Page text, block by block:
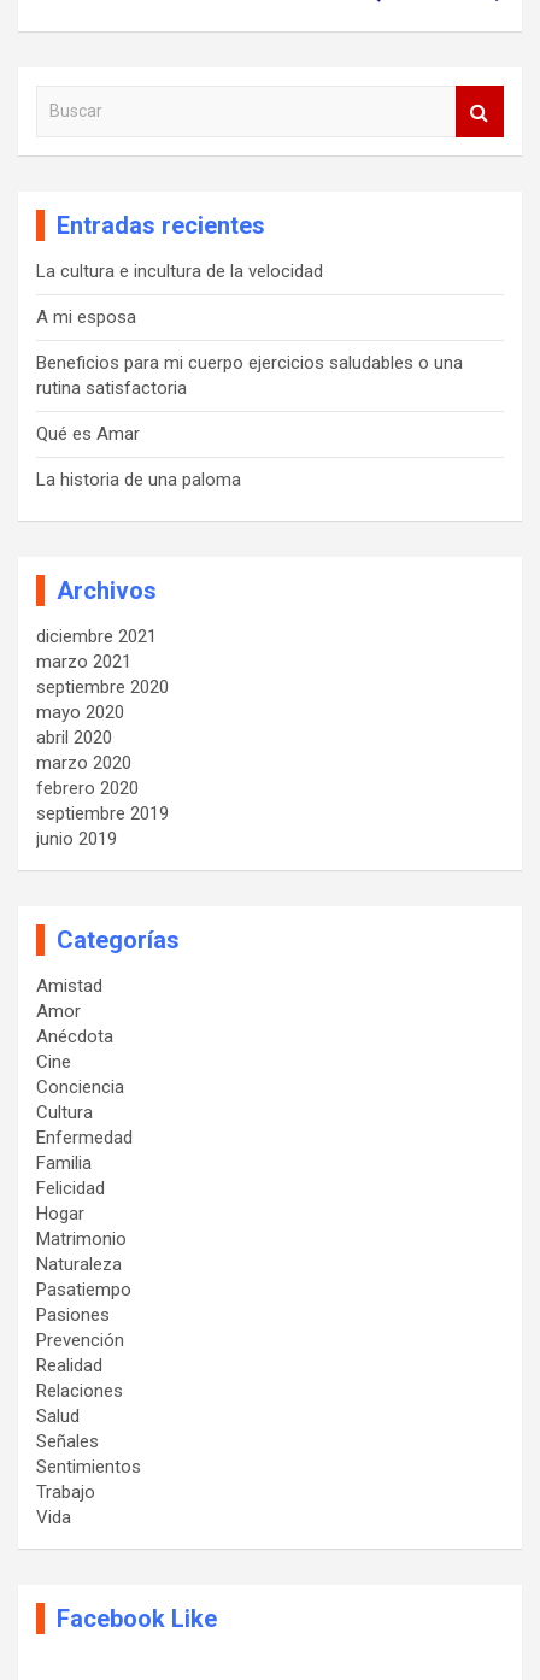
Entradas recientes
La cultura e incultura de la velocidad
A mi esposa
Beneficios para mi cuerpo ejercicios saludables o una
rutina satisfactoria
Qué es Amar
La historia de una paloma
Archivos
diciembre 2021
marzo 2021
septiembre 2020
mayo 2020
abril 2020
marzo 2020
febrero 2020
septiembre 2019
junio 2019
Categorías
Amistad
Amor
Anécdota
Cine
Conciencia
Cultura
Enfermedad
Familia
Felicidad
Hogar
Matrimonio
Naturaleza
Pasatiempo
Pasiones
Prevención
Realidad
Relaciones
Salud
Señales
Sentimientos
Trabajo
Vida
Facebook Like